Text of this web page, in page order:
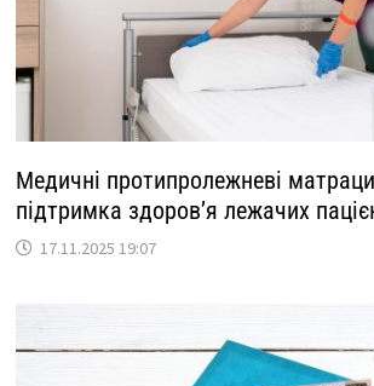
Медичні протипролежневі
підтримка здоров’я лежачих
17.11.2025 19:07